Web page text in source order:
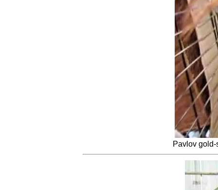
Pavlov